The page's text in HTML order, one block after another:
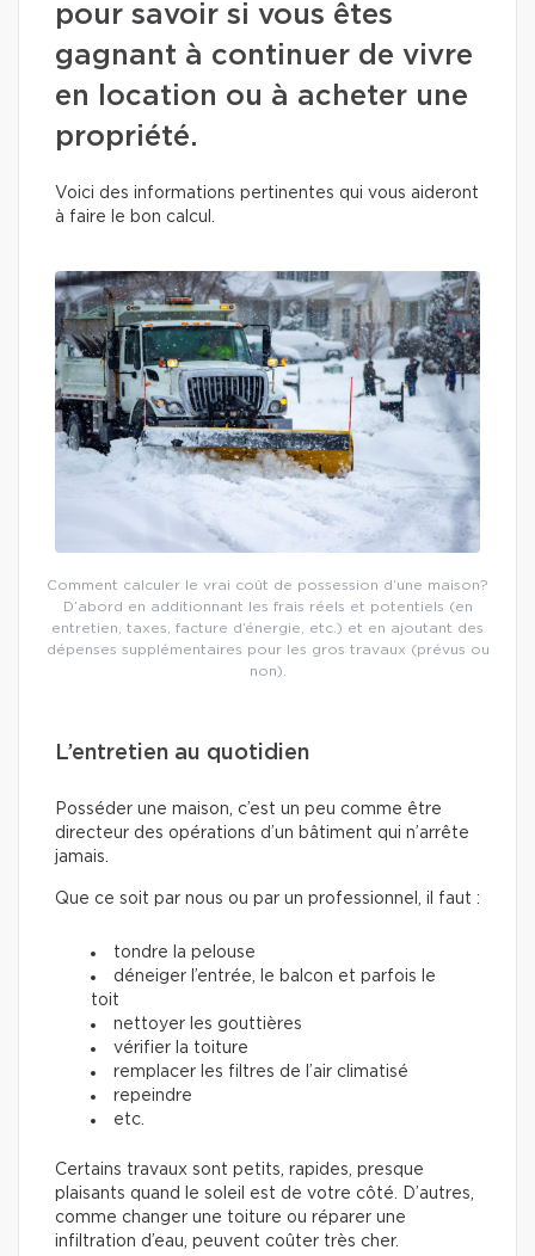
pour savoir si vous êtes
gagnant à continuer de vivre
en location ou à acheter une
propriété.
Voici des informations pertinentes qui vous aideront
à faire le bon calcul.
Comment calculer le vrai coût de possession d’une maison?
D’abord en additionnant les frais réels et potentiels (en
entretien, taxes, facture d’énergie, etc.) et en ajoutant des
dépenses supplémentaires pour les gros travaux (prévus ou
non).
L’entretien au quotidien
Posséder une maison, c’est un peu comme être
directeur des opérations d’un bâtiment qui n’arrête
jamais.
Que ce soit par nous ou par un professionnel, il faut :
tondre la pelouse
déneiger l’entrée, le balcon et parfois le
toit
nettoyer les gouttières
vérifier la toiture
remplacer les filtres de l’air climatisé
repeindre
etc.
Certains travaux sont petits, rapides, presque
plaisants quand le soleil est de votre côté. D’autres,
comme changer une toiture ou réparer une
infiltration d’eau, peuvent coûter très cher.